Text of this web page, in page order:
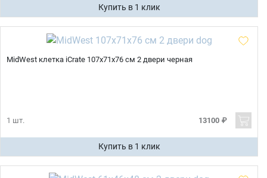
Купить в 1 клик
MidWest клетка iCrate 107х71х76 см 2 двери черная
1 шт. 13100 ₽
Купить в 1 клик